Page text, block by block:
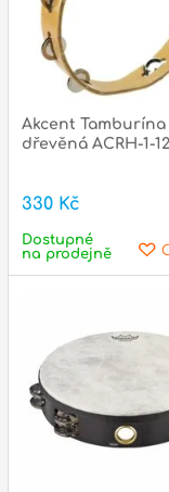
Akcent Tamburína
dřevěná ACRH-1-
330 Kč
Dostupné
na prodejně